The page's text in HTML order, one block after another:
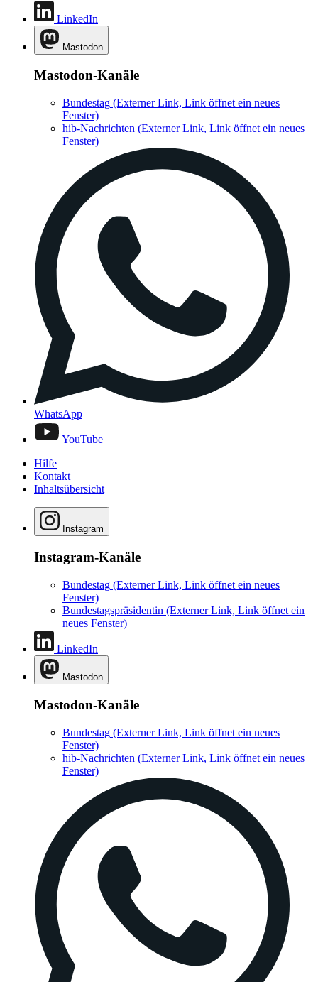
LinkedIn
Mastodon
Mastodon-Kanäle
Bundestag (Externer Link, Link öffnet ein neues
Fenster)
hib-Nachrichten (Externer Link, Link öffnet ein neues
Fenster)
WhatsApp
YouTube
Hilfe
Kontakt
Inhaltsübersicht
Instagram
Instagram-Kanäle
Bundestag (Externer Link, Link öffnet ein neues
Fenster)
Bundestagspräsidentin (Externer Link, Link öffnet ein
neues Fenster)
LinkedIn
Mastodon
Mastodon-Kanäle
Bundestag (Externer Link, Link öffnet ein neues
Fenster)
hib-Nachrichten (Externer Link, Link öffnet ein neues
Fenster)